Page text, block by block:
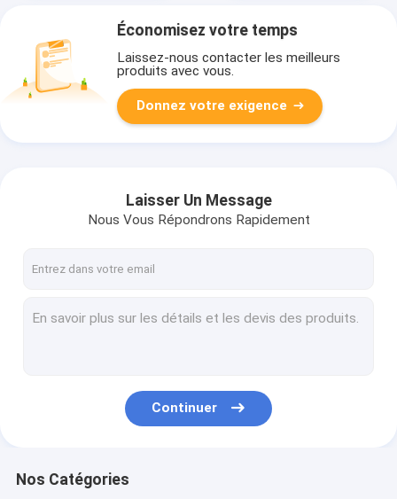
Économisez votre temps
Laissez-nous contacter les meilleurs
produits avec vous.
Donnez votre exigence
Laisser Un Message
Nous Vous Répondrons Rapidement
Continuer
Nos Catégories